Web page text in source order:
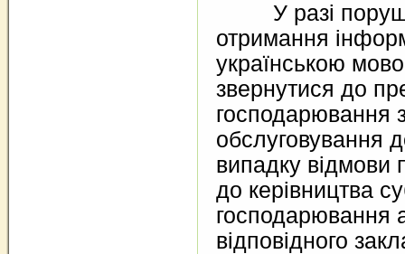
У разі
отримання
українською
звернутися до
господарювання
обслуговування
випадку відмови
до керівництва
господарювання
відповідного